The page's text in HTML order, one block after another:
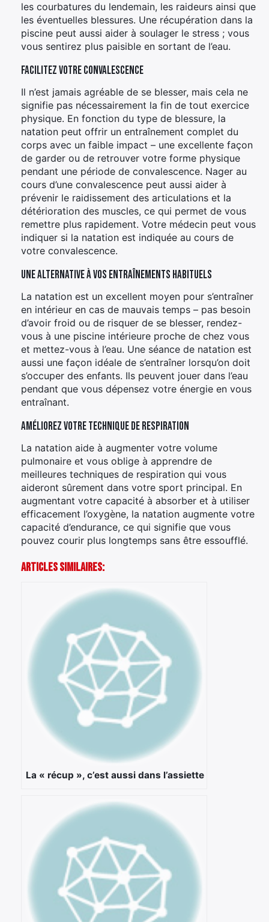
les courbatures du lendemain, les raideurs ainsi que
les éventuelles blessures. Une récupération dans la
piscine peut aussi aider à soulager le stress ; vous
vous sentirez plus paisible en sortant de l’eau.
Facilitez votre convalescence
Il n’est jamais agréable de se blesser, mais cela ne
signifie pas nécessairement la fin de tout exercice
physique. En fonction du type de blessure, la
natation peut offrir un entraînement complet du
corps avec un faible impact – une excellente façon
de garder ou de retrouver votre forme physique
pendant une période de convalescence. Nager au
cours d’une convalescence peut aussi aider à
prévenir le raidissement des articulations et la
détérioration des muscles, ce qui permet de vous
remettre plus rapidement. Votre médecin peut vous
indiquer si la natation est indiquée au cours de
votre convalescence.
Une alternative à vos entraînements habituels
La natation est un excellent moyen pour s’entraîner
en intérieur en cas de mauvais temps – pas besoin
d’avoir froid ou de risquer de se blesser, rendez-
vous à une piscine intérieure proche de chez vous
et mettez-vous à l’eau. Une séance de natation est
aussi une façon idéale de s’entraîner lorsqu’on doit
s’occuper des enfants. Ils peuvent jouer dans l’eau
pendant que vous dépensez votre énergie en vous
entraînant.
Améliorez votre technique de respiration
La natation aide à augmenter votre volume
pulmonaire et vous oblige à apprendre de
meilleures techniques de respiration qui vous
aideront sûrement dans votre sport principal. En
augmentant votre capacité à absorber et à utiliser
efficacement l’oxygène, la natation augmente votre
capacité d’endurance, ce qui signifie que vous
pouvez courir plus longtemps sans être essoufflé.
Articles Similaires:
La « récup », c’est aussi dans l’assiette